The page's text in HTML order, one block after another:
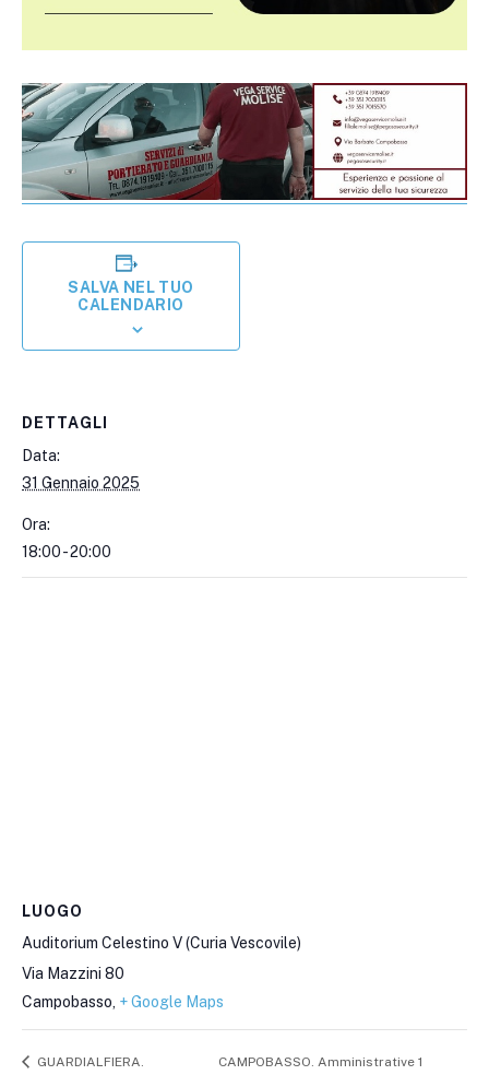
SALVA NEL TUO
CALENDARIO
DETTAGLI
Data:
31 Gennaio 2025
Ora:
18:00 - 20:00
LUOGO
Auditorium Celestino V (Curia Vescovile)
Via Mazzini 80
Campobasso + Google Maps
GUARDIALFIERA.
CAMPOBASSO. Amministrative 1